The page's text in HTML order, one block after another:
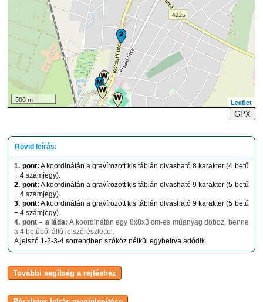
500 m
Leaflet
GPX
1. pont: A koordinátán a gravírozott kis táblán olvasható 8 karakter (4 betű
+ 4 számjegy).
2. pont: A koordinátán a gravírozott kis táblán olvasható 9 karakter (5 betű
+ 4 számjegy).
3. pont: A koordinátán a gravírozott kis táblán olvasható 9 karakter (5 betű
+ 4 számjegy).
4. pont – a láda: A koordinátán egy 8x8x3 cm-es műanyag doboz, benne
a 4 betűből álló jelszórészlettel.
A jelszó 1-2-3-4 sorrendben szóköz nélkül egybeírva adódik.